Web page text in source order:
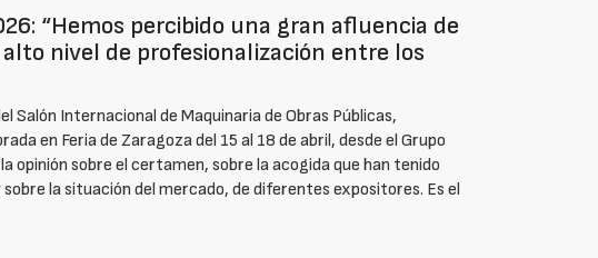
“Hemos percibido una gran afluencia de
nivel de profesionalización entre los
Salón Internacional de Maquinaria de Obras Públicas,
en Feria de Zaragoza del 15 al 18 de abril, desde el Grupo
opinión sobre el certamen, sobre la acogida que han tenido
la situación del mercado, de diferentes expositores. Es el